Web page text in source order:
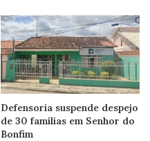
Defensoria suspende despejo
de 30 famílias em Senhor do
Bonfim